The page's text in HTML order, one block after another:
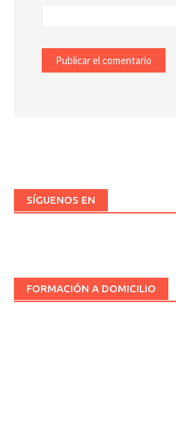
SÍGUENOS EN
FORMACIÓN A DOMICILIO